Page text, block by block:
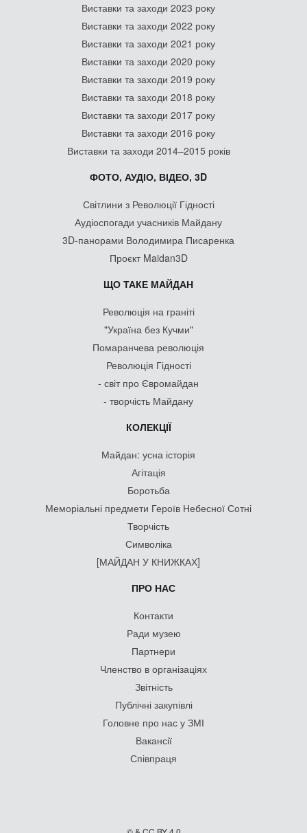
Виставки та заходи 2023 року
Виставки та заходи 2022 року
Виставки та заходи 2021 року
Виставки та заходи 2020 року
Виставки та заходи 2019 року
Виставки та заходи 2018 року
Виставки та заходи 2017 року
Виставки та заходи 2016 року
Виставки та заходи 2014–2015 років
ФОТО, АУДІО, ВІДЕО, 3D
Світлини з Революції Гідності
Аудіоспогади учасників Майдану
3D-панорами Володимира Писаренка
Проєкт Maidan3D
ЩО ТАКЕ МАЙДАН
Революція на граніті
"Україна без Кучми"
Помаранчева революція
Революція Гідності
- світ про Євромайдан
- творчість Майдану
КОЛЕКЦІЇ
Майдан: усна історія
Агітація
Боротьба
Меморіальні предмети Героїв Небесної Сотні
Творчість
Символіка
[МАЙДАН У КНИЖКАХ]
ПРО НАС
Контакти
Ради музею
Партнери
Членство в організаціях
Звітність
Публічні закупівлі
Головне про нас у ЗМІ
Вакансії
Співпраця